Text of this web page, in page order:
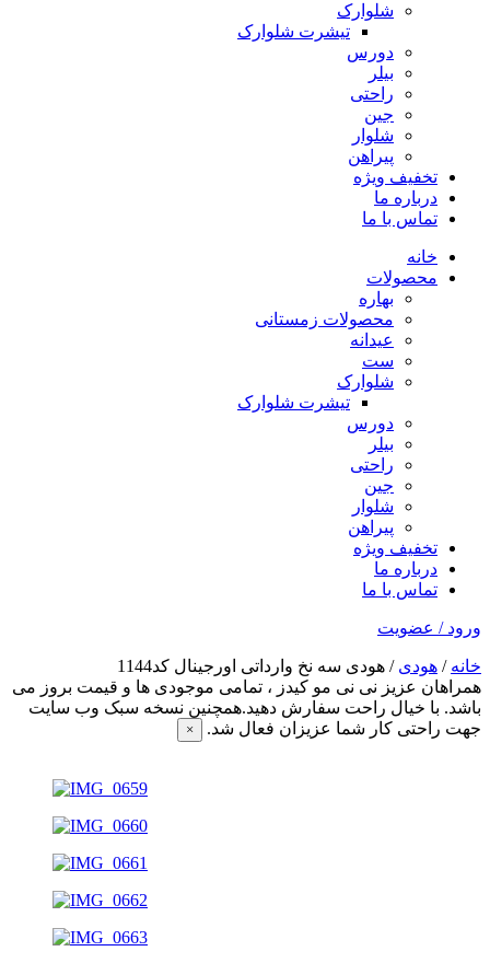
شلوارک
تیشرت شلوارک
دورس
بیلر
راحتی
جین
شلوار
پیراهن
تخفیف ویژه
درباره ما
تماس با ما
خانه
محصولات
بهاره
محصولات زمستانی
عیدانه
ست
شلوارک
تیشرت شلوارک
دورس
بیلر
راحتی
جین
شلوار
پیراهن
تخفیف ویژه
درباره ما
تماس با ما
ورود / عضویت
خانه / هودی / هودی سه نخ وارداتی اورجینال کد1144
همراهان عزیز نی نی مو کیدز ، تمامی موجودی ها و قیمت بروز می
باشد. با خیال راحت سفارش دهید.همچنین نسخه سبک وب سایت
جهت راحتی کار شما عزیزان فعال شد.
×